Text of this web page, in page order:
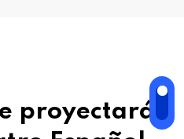
proyectará